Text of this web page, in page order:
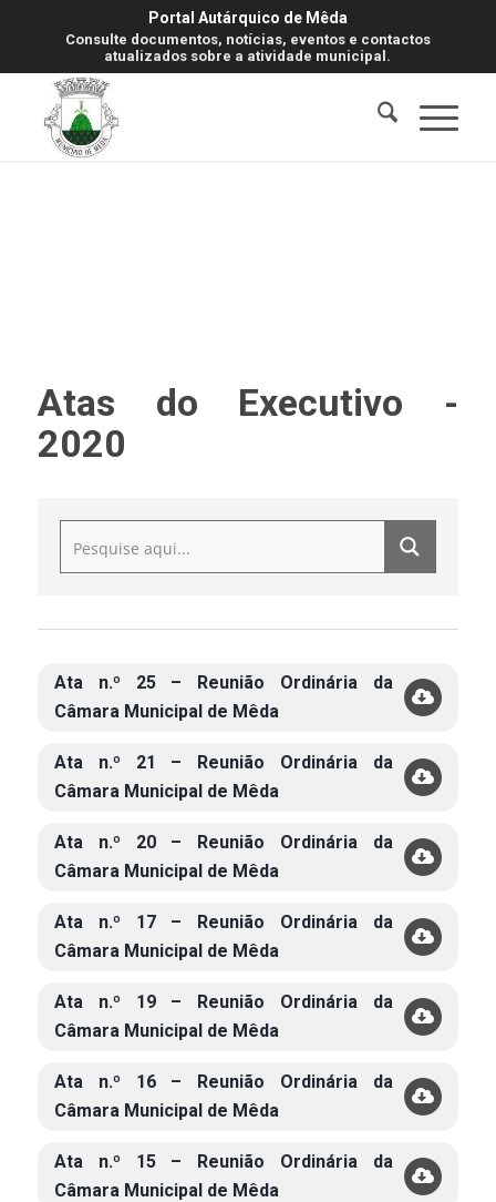
Portal Autárquico de Mêda
Consulte documentos, notícias, eventos e contactos
atualizados sobre a atividade municipal.
Atas do Executivo -
2020
Ata n.º 25 – Reunião Ordinária da
Câmara Municipal de Mêda
Ata n.º 21 – Reunião Ordinária da
Câmara Municipal de Mêda
Ata n.º 20 – Reunião Ordinária da
Câmara Municipal de Mêda
Ata n.º 17 – Reunião Ordinária da
Câmara Municipal de Mêda
Ata n.º 19 – Reunião Ordinária da
Câmara Municipal de Mêda
Ata n.º 16 – Reunião Ordinária da
Câmara Municipal de Mêda
Ata n.º 15 – Reunião Ordinária da
Câmara Municipal de Mêda